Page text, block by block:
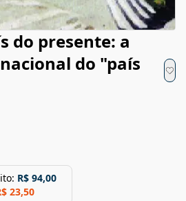
do presente: a
do "país
R$ 94,00
23,50